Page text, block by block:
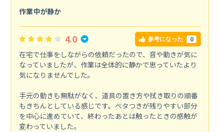
作業中が静か
4.0 参考になった 0
在宅で仕事をしながらの依頼だったので、音や動きが気に
なっていましたが、作業は全体的に静かで思っていたより
気になりませんでした。
手元の動きも無駄がなく、道具の置き方や拭き取りの順番
もきちんとしている感じです。ベタつきが残りやすい部分
を中心に進めていて、終わったあとは触ったときの感触が
変わっていました。